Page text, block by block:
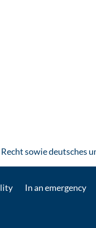
sowie deutsches
In an emergency